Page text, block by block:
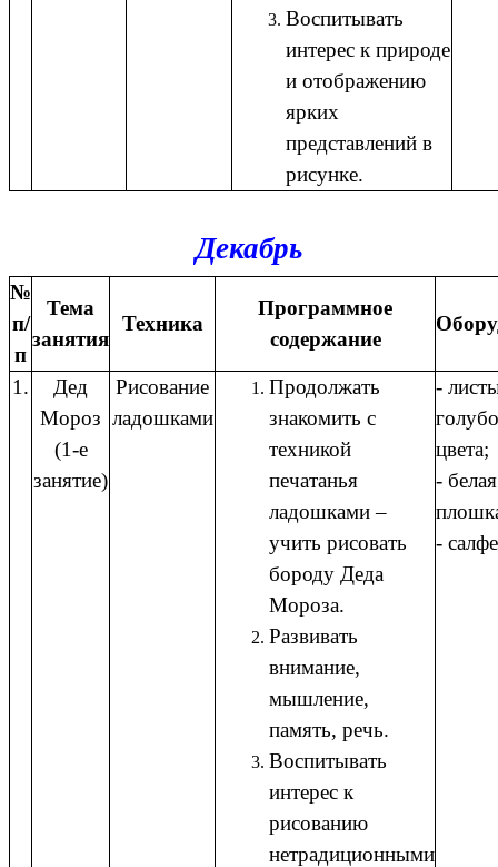
Воспитывать
интерес к природе
и отображению
ярких
представлений в
рисунке.
Декабрь
№
п/
п
Тема
занятия
Техника
Программное
содержание
1.
Дед
Мороз
(1-е
занятие)
Рисование
ладошками
Продолжать
знакомить с
техникой
печатанья
ладошками –
учить рисовать
бороду Деда
Мороза.
Развивать
внимание,
мышление,
память, речь.
Воспитывать
интерес к
рисованию
нетрадиционными
-
цвета;
-
-